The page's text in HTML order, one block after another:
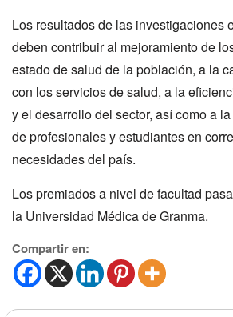
Los resultados de las investigaciones
deben contribuir al mejoramiento de
estado de salud de la población, a la
con los servicios de salud, a la
y el desarrollo del sector, así como a
de profesionales y estudiantes en
necesidades del país.
Los premiados a nivel de facultad
la Universidad Médica de Granma.
Compartir en: